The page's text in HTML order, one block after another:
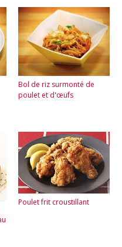
Bol de riz surmonté de
poulet et d'œufs
Poulet frit croustillant